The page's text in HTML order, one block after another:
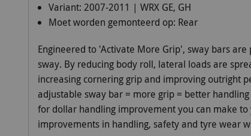
Variant: 2007-2011 | WRX GE, GH
Moet worden gemonteerd op: Rear
Engineered to 'Activate More Grip', sway bars
sway. By reducing body roll, lateral loads are
increasing cornering grip and improving outright
adjustable sway bar = more grip = better
for dollar handling improvement you can make
improvements in handling, safety and tyre wear